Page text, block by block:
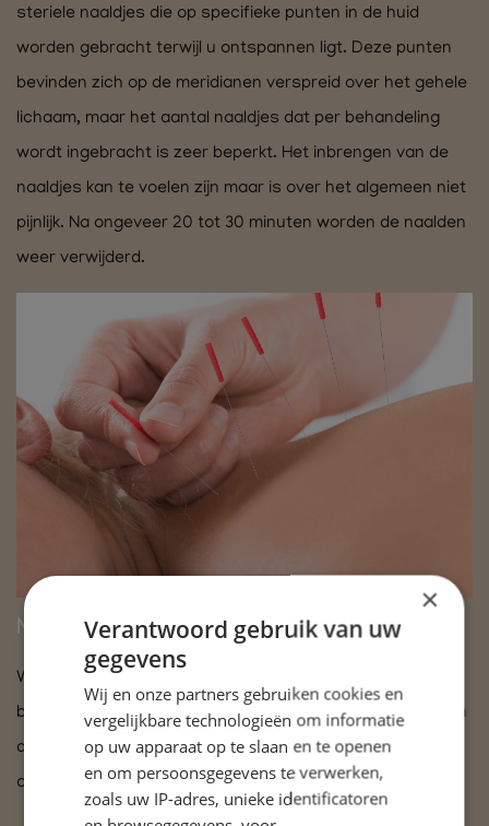
steriele naaldjes die op specifieke punten in de huid
worden gebracht terwijl u ontspannen ligt. Deze punten
bevinden zich op de meridianen verspreid over het gehele
lichaam, maar het aantal naaldjes dat per behandeling
wordt ingebracht is zeer beperkt. Het inbrengen van de
naaldjes kan te voelen zijn maar is over het algemeen niet
pijnlijk. Na ongeveer 20 tot 30 minuten worden de naalden
weer verwijderd.
Meer weten?
Wilt u meer weten over de mogelijkheden van het
behandelen van uw klachten middels acupunctuur? Neem
dan contact met Fang Yeh 0625249393of 06-46451839
of klik op onderstaande link?
×
Verantwoord gebruik van uw
gegevens
Wij en onze partners gebruiken cookies en
vergelijkbare technologieën om informatie
op uw apparaat op te slaan en te openen
en om persoonsgegevens te verwerken,
zoals uw IP-adres, unieke identificatoren